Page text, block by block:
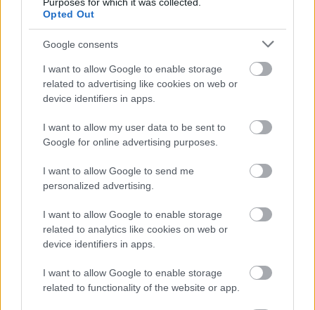
Opted Out
Google consents
I want to allow Google to enable storage
related to advertising like cookies on web or
device identifiers in apps.
I want to allow my user data to be sent to
Google for online advertising purposes.
I want to allow Google to send me
personalized advertising.
I want to allow Google to enable storage
related to analytics like cookies on web or
device identifiers in apps.
I want to allow Google to enable storage
related to functionality of the website or app.
Irak nagy dobása: új kereskedelmi út a világ
közepén
A közlekedés mérföldkövei
A világ legveszélyesebb migrációs útvonalai: A
Közép-Mediterrán útvonal, A Darién-régió és az
Indiai-óceáni út